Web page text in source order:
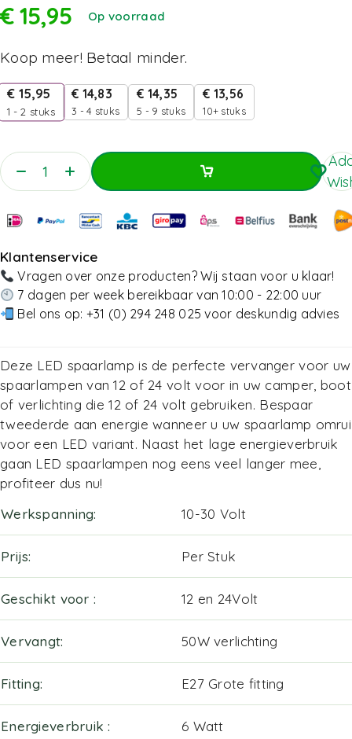
€15,95 Op voorraad
Koop meer! Betaal minder.
€ 15,95
1 - 2 stuks
€ 14,83
3 - 4 stuks
€ 14,35
5 - 9 stuks
€ 13,56
10+ stuks
Toevoegen Aan Winkelwagen
Klantenservice
Vragen over onze producten? Wij staan voor u klaar!
7 dagen per week bereikbaar van 10:00 - 22:00 uur
Bel ons op: +31 (0) 294 248 025 voor deskundig advies
Deze LED spaarlamp is de perfecte vervanger voor uw
spaarlampen van 12 of 24 volt voor in uw camper, boot
of verlichting die 12 of 24 volt gebruiken. Bespaar
tweederde aan energie wanneer u uw spaarlamp
voor een LED variant. Naast het lage energieverbruik
gaan LED spaarlampen nog eens veel langer mee,
profiteer dus nu!
Werkspanning
10-30 Volt
Prijs Per Stuk
Geschikt voor 12 en 24Volt
Vervangt 50W verlichting
Fitting E27 Grote fitting
Energieverbruik 6 Watt